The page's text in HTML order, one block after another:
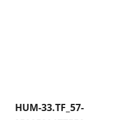
HUM-33.TF_57-